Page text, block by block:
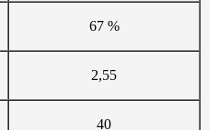
67 %
2,55
40